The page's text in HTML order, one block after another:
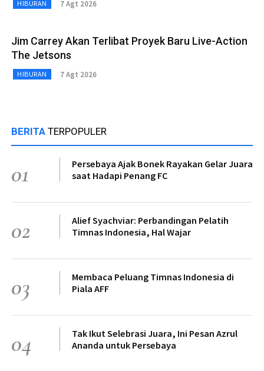
HIBURAN 7 Agt 2026
Jim Carrey Akan Terlibat Proyek Baru Live-Action
The Jetsons
HIBURAN 7 Agt 2026
BERITA TERPOPULER
01
Persebaya Ajak Bonek Rayakan Gelar Juara
saat Hadapi Penang FC
02
Alief Syachviar: Perbandingan Pelatih
Timnas Indonesia, Hal Wajar
03
Membaca Peluang Timnas Indonesia di
Piala AFF
04
Tak Ikut Selebrasi Juara, Ini Pesan Azrul
Ananda untuk Persebaya